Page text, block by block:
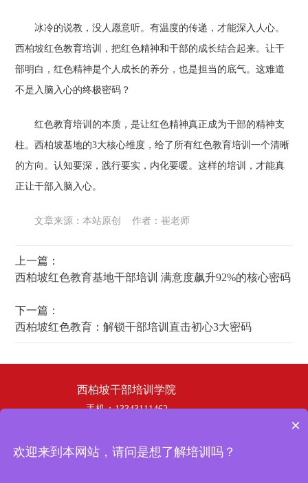
冰冷的说教，没人愿意听。有温度的传递，才能深入人心。
西柏坡红色教育培训，把红色精神和干部的成长结合起来。让干
部明白，红色精神是个人成长的养分，也是担当的底气。这难道
不是入脑入心的终极密码？
红色教育培训的本质，是让红色精神真正成为干部的精神支
柱。西柏坡基地的3大核心维度，给了所有红色教育培训一个清晰
的方向。认知要深，践行要实，内化要暖。这样的培训，才能真
正让干部入脑入心。
文章来源：本站原创 作者：崔老师
上一篇：
西柏坡红色教育基地干部培训 满意度飙升92%的核心密码
下一篇：
西柏坡红色教育：解锁干部培训直击初心3大密码
西柏坡干部培训学院
手机：13343111462
地址：西柏坡干部培训学院
×
欢迎来到本网站，请问是想了解培训吗？